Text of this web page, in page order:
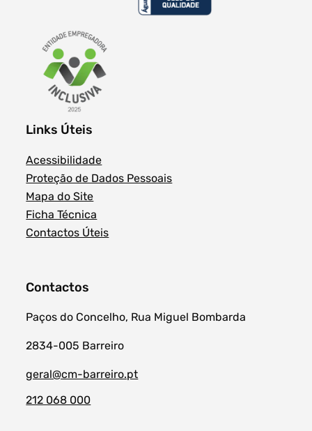
Links Úteis
Acessibilidade
Proteção de Dados Pessoais
Mapa do Site
Ficha Técnica
Contactos Úteis
Contactos
Paços do Concelho, Rua Miguel Bombarda
2834-005 Barreiro
geral@cm-barreiro.pt
212 068 000